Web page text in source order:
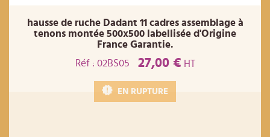
hausse de ruche Dadant 11 cadres assemblage à
tenons montée 500x500 labellisée d'Origine
France Garantie.
Réf : 02BS05
27,00 € HT
EN RUPTURE